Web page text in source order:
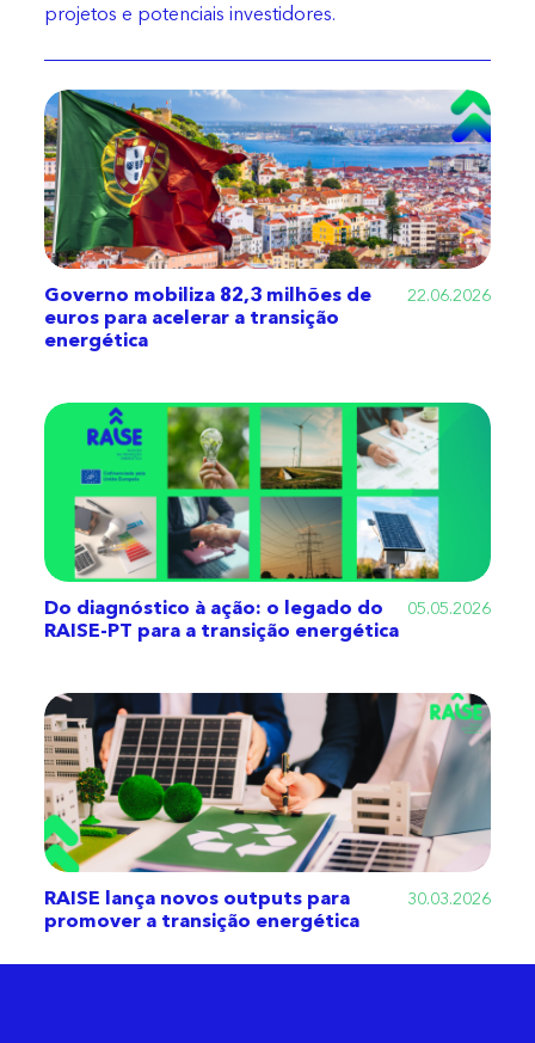
projetos e potenciais investidores.
Governo mobiliza 82,3 milhões de
euros para acelerar a transição
energética
22.06.2026
Do diagnóstico à ação: o legado do
RAISE-PT para a transição energética
05.05.2026
RAISE lança novos outputs para
promover a transição energética
30.03.2026